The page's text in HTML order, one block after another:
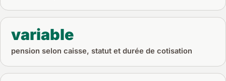
variable
pension selon caisse, statut et durée de cotisation